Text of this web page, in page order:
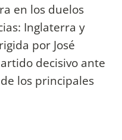
en los duelos
Inglaterra y
por José
decisivo ante
los principales